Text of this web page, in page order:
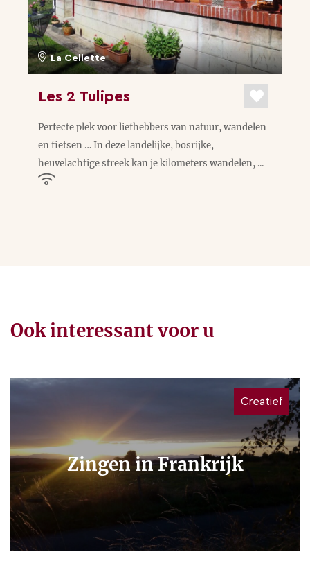
La Cellette
Les 2 Tulipes
Perfecte plek voor liefhebbers van natuur, wandelen
en fietsen … In deze landelijke, bosrijke,
heuvelachtige streek kan je kilometers wandelen, ...
Ook interessant voor u
Creatief
Zingen in Frankrijk